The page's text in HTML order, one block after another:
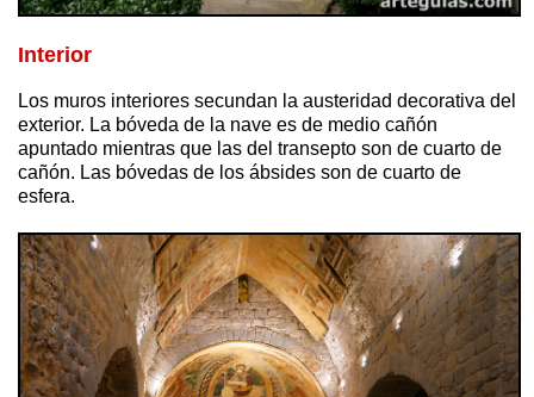
Interior
Los muros interiores secundan la austeridad decorativa del
exterior. La bóveda de la nave es de medio cañón
apuntado mientras que las del transepto son de cuarto de
cañón. Las bóvedas de los ábsides son de cuarto de
esfera.